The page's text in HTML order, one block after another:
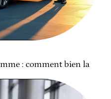
: comment bien la